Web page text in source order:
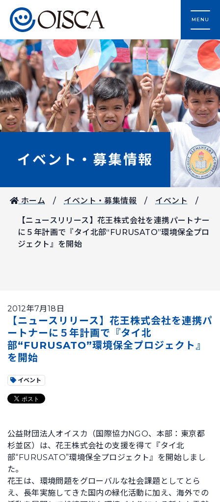
MENU
イベント・募集情報
ホーム イベント・募集情報 イベント
【ニュースリリース】花王株式会社を連携パートナー
に５年計画で『タイ北部“FURUSATO”環境保全プロ
ジェクト』を開始
2012年7月18日
【ニュースリリース】花王株式会社を連携パ
ートナーに５年計画で『タイ北
部“FURUSATO”環境保全プロジェクト』
を開始
イベント
公益財団法人オイスカ（国際協力NGO、本部：東京都
杉並区）は、花王株式会社の支援を得て『タイ北
部“FURUSATO”環境保全プロジェクト』を開始しまし
た。
花王は、環境問題をグローバルな社会課題としてとら
え、長年実施してきた国内の緑化活動に加え、海外での